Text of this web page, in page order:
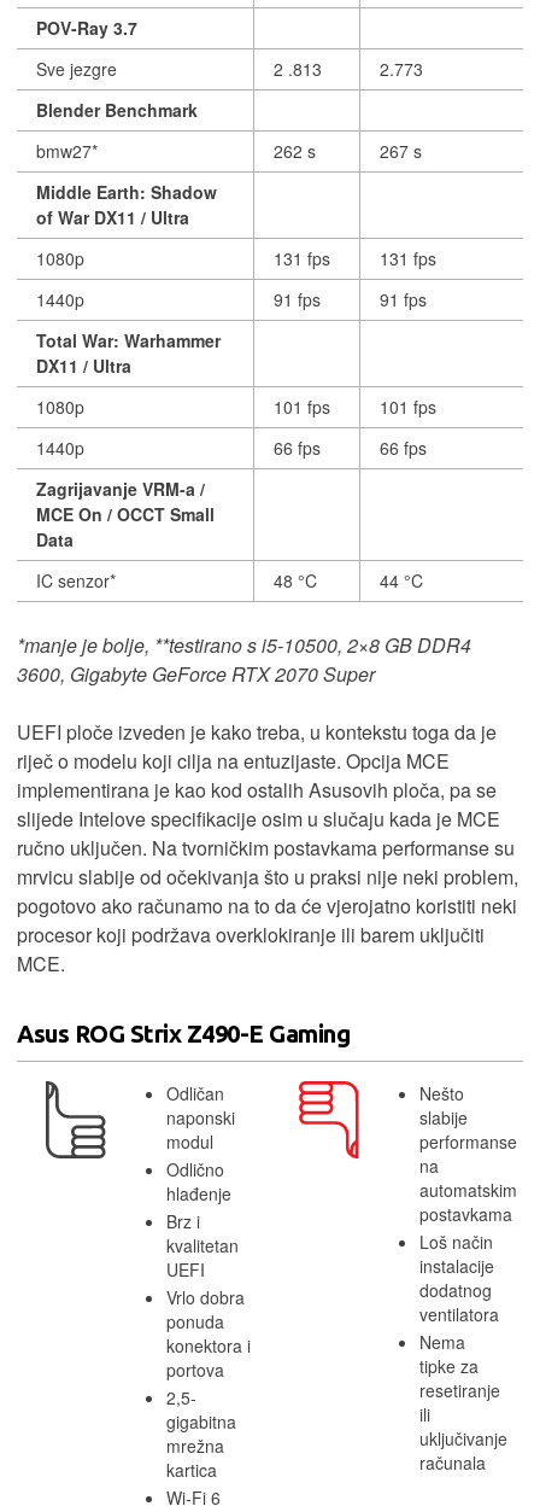
POV-Ray 3.7
Sve jezgre
2 .813
2.773
Blender Benchmark
bmw27*
262 s
267 s
Middle Earth: Shadow
of War DX11 / Ultra
1080p
131 fps
131 fps
1440p
91 fps
91 fps
Total War: Warhammer
DX11 / Ultra
1080p
101 fps
101 fps
1440p
66 fps
66 fps
Zagrijavanje VRM-a /
MCE On / OCCT Small
Data
IC senzor*
48 °C 44 °C
*manje je bolje, **testirano s i5-10500, 2×8 GB DDR4
3600, Gigabyte GeForce RTX 2070 Super
UEFI ploče izveden je kako treba, u kontekstu toga da je
riječ o modelu koji cilja na entuzijaste. Opcija MCE
implementirana je kao kod ostalih Asusovih ploča, pa se
slijede Intelove specifikacije osim u slučaju kada je MCE
ručno uključen. Na tvorničkim postavkama performanse su
mrvicu slabije od očekivanja što u praksi nije neki problem,
pogotovo ako računamo na to da će vjerojatno koristiti neki
procesor koji podržava overklokiranje ili barem uključiti
MCE.
Asus ROG Strix Z490-E Gaming
Odličan
naponski
modul
Odlično
hlađenje
Brz i
kvalitetan
UEFI
Vrlo dobra
ponuda
konektora i
portova
2,5-
gigabitna
mrežna
kartica
Wi-Fi 6
Nešto
slabije
performanse
na
automatskim
postavkama
Loš način
instalacije
dodatnog
ventilatora
Nema
tipke za
resetiranje
ili
uključivanje
računala